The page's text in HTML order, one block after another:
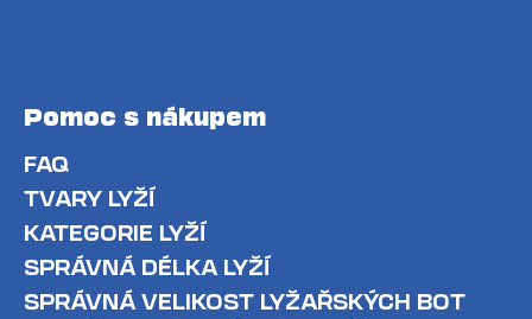
Pomoc s nákupem
FAQ
TVARY LYŽÍ
KATEGORIE LYŽÍ
SPRÁVNÁ DÉLKA LYŽÍ
SPRÁVNÁ VELIKOST LYŽAŘSKÝCH BOT